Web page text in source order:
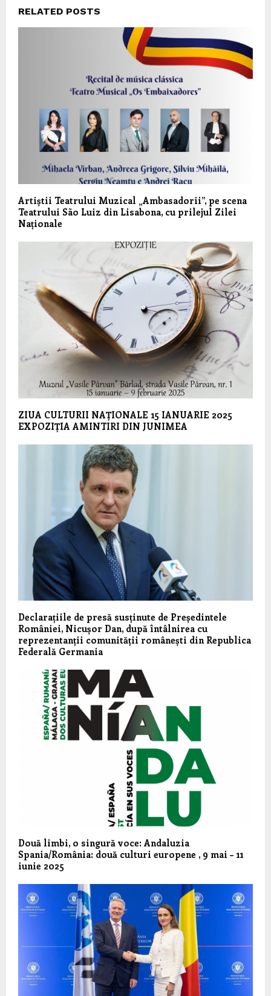
RELATED POSTS
Artiștii Teatrului Muzical „Ambasadorii”, pe scena
Teatrului São Luiz din Lisabona, cu prilejul Zilei
Naționale
ZIUA CULTURII NAȚIONALE 15 IANUARIE 2025
EXPOZIȚIA AMINTIRI DIN JUNIMEA
Declarațiile de presă susținute de Președintele
României, Nicușor Dan, după întâlnirea cu
reprezentanții comunității românești din Republica
Federală Germania
Două limbi, o singură voce: Andaluzia
Spania/România: două culturi europene , 9 mai – 11
iunie 2025